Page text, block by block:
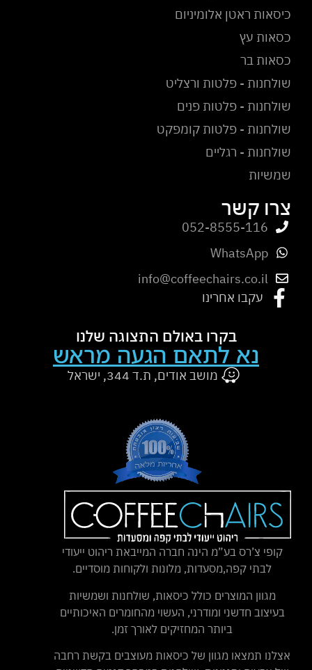
קופי צ’רס בע”מ הינה חברה המייבאת ריהוט ייעודי
לבתי קפה,מסעדות, מלונות ולקוחות מוסדיים.
מגוון המוצרים כולל כיסאות, שולחנות ושמשיות
בעיצוב חדשני ומודרני, העשוי מהחומרים האיכותיים
ביותר המחזיקים לאורך זמן.
אצלנו תמצאו מגוון של כיסאות מעוצבים בקשת רחבה
כיסאות ראטן אלומיניום
כסאות עץ
כסאות בר
שולחנות - פלטות ורצליט
שולחנות - פלטות פנים
שולחנות - פלטות קומפקט
שולחנות - רגליים
שמשיות
צרו קשר
052-8555-116
WhatsApp
info@coffeechairs.co.il
עקבו אחרינו
בקרו באולם התצוגה שלנו
נא לתאם הגעה מראש
מושב אודים, ת.ד 344, ישראל